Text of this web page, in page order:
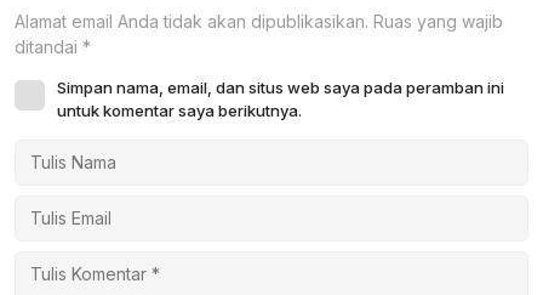
Alamat email Anda tidak akan dipublikasikan. Ruas yang wajib
ditandai *
Simpan nama, email, dan situs web saya pada peramban ini
untuk komentar saya berikutnya.